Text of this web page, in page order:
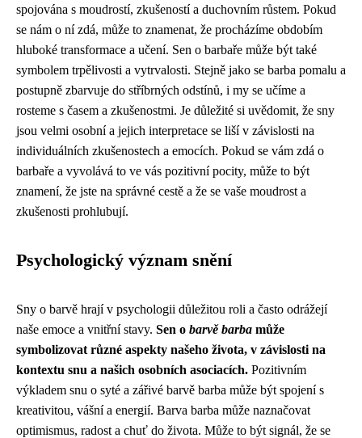
spojována s moudrostí, zkušeností a duchovním růstem. Pokud
se nám o ní zdá, může to znamenat, že procházíme obdobím
hluboké transformace a učení. Sen o barbaře může být také
symbolem trpělivosti a vytrvalosti. Stejně jako se barba pomalu a
postupně zbarvuje do stříbrných odstínů, i my se učíme a
rosteme s časem a zkušenostmi. Je důležité si uvědomit, že sny
jsou velmi osobní a jejich interpretace se liší v závislosti na
individuálních zkušenostech a emocích. Pokud se vám zdá o
barbaře a vyvolává to ve vás pozitivní pocity, může to být
znamení, že jste na správné cestě a že se vaše moudrost a
zkušenosti prohlubují.
Psychologický význam snění
Sny o barvě hrají v psychologii důležitou roli a často odrážejí
naše emoce a vnitřní stavy. Sen o barvě barba může
symbolizovat různé aspekty našeho života, v závislosti na
kontextu snu a našich osobních asociacích. Pozitivním
výkladem snu o syté a zářivé barvě barba může být spojení s
kreativitou, vášní a energií. Barva barba může naznačovat
optimismus, radost a chuť do života. Může to být signál, že se